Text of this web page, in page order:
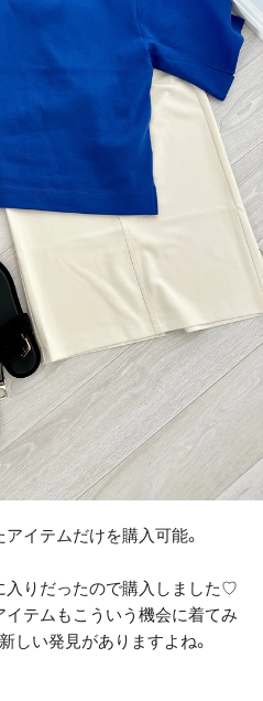
イテムだけを購入可能。
入りだったので購入しました♡
テムもこういう機会に着てみ
しい発見がありますよね。